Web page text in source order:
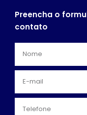
Preencha o
contato